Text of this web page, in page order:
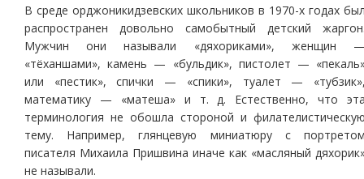
В среде орджоникидзевских школьников в 1970-х годах
распространен довольно самобытный детский
Мужчин они называли «дяхориками», женщин
«тёханшами», камень — «бульдик», пистолет —
или «пестик», спички — «спики», туалет —
математику — «матеша» и т. д. Естественно, что
терминология не обошла стороной и
тему. Например, глянцевую миниатюру с
писателя Михаила Пришвина иначе как «масляный
не называли.